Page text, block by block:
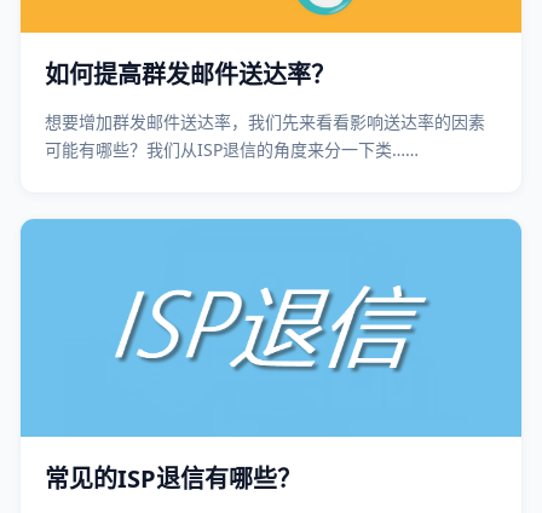
如何提高群发邮件送达率？
想要增加群发邮件送达率，我们先来看看影响送达率的因素
可能有哪些？我们从ISP退信的角度来分一下类……
常见的ISP退信有哪些？